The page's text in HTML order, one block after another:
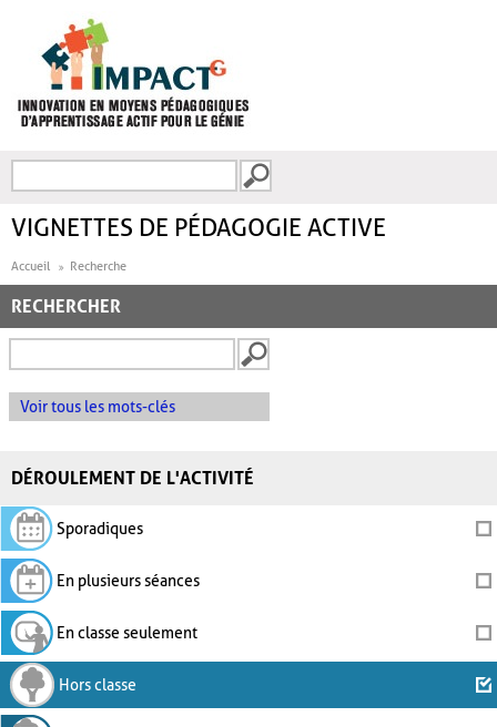
FORMULAIRE DE
VIGNETTES DE PÉDAGOGIE ACTIVE
Accueil Recherche
RECHERCHER
Voir tous les mots-clés
DÉROULEMENT DE L'ACTIVITÉ
Sporadiques
En plusieurs séances
En classe seulement
Hors classe